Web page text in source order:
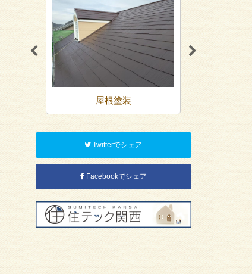
屋根塗装
Twitterでシェア
Facebookでシェア